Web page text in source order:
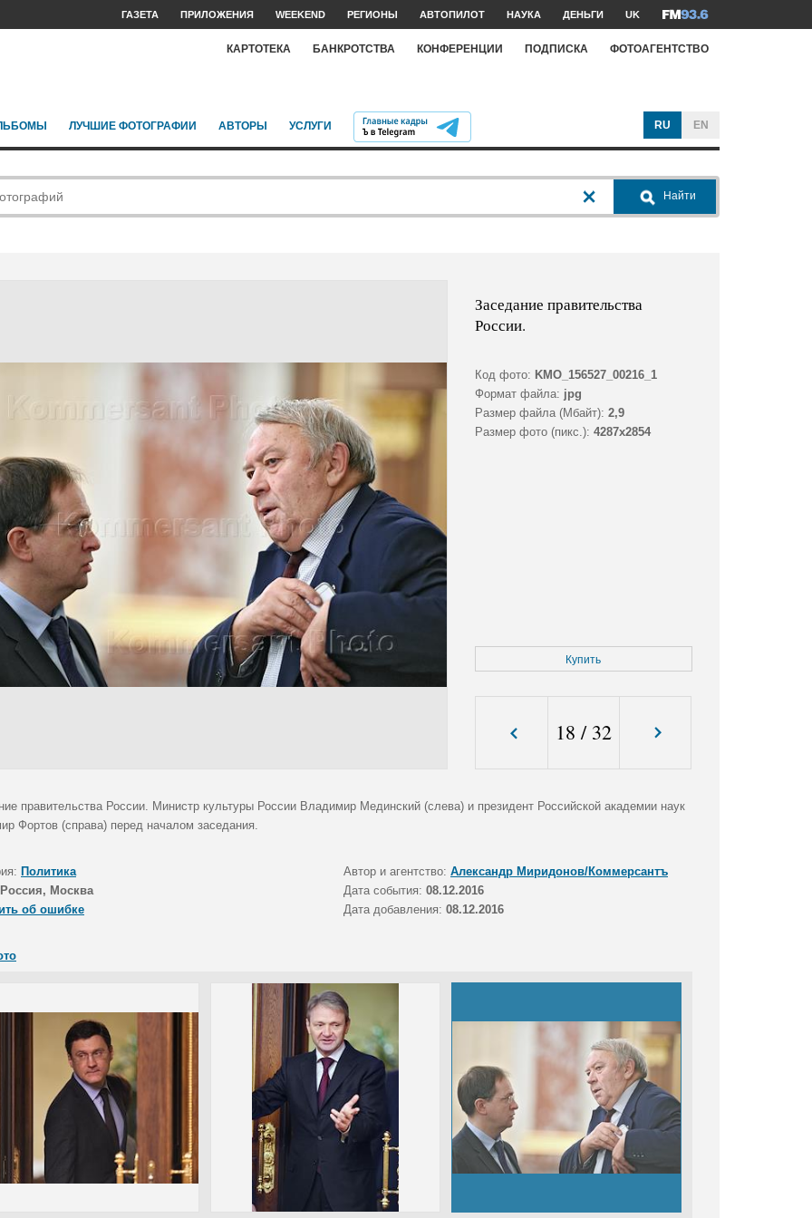
ГАЗЕТА ПРИЛОЖЕНИЯ WEEKEND РЕГИОНЫ АВТОПИЛОТ НАУКА ДЕНЬГИ UK
КАРТОТЕКА БАНКРОТСТВА КОНФЕРЕНЦИИ ПОДПИСКА ФОТОАГЕНТСТВО
ЛУЧШИЕ ФОТОГРАФИИ АВТОРЫ УСЛУГИ RU EN
Найти
Заседание правительства
России.
Код фото: KMO_156527_00216_1
Формат файла: jpg
Размер файла (Мбайт): 2,9
Размер фото (пикс.): 4287x2854
Купить
18 / 32
правительства России. Министр культуры России Владимир Мединский (слева) и президент Российской академии наук
Фортов (справа) перед началом заседания.
Политика Автор и агентство: Александр Миридонов/Коммерсантъ
Россия, Москва Дата события: 08.12.2016
об ошибке
Дата добавления: 08.12.2016